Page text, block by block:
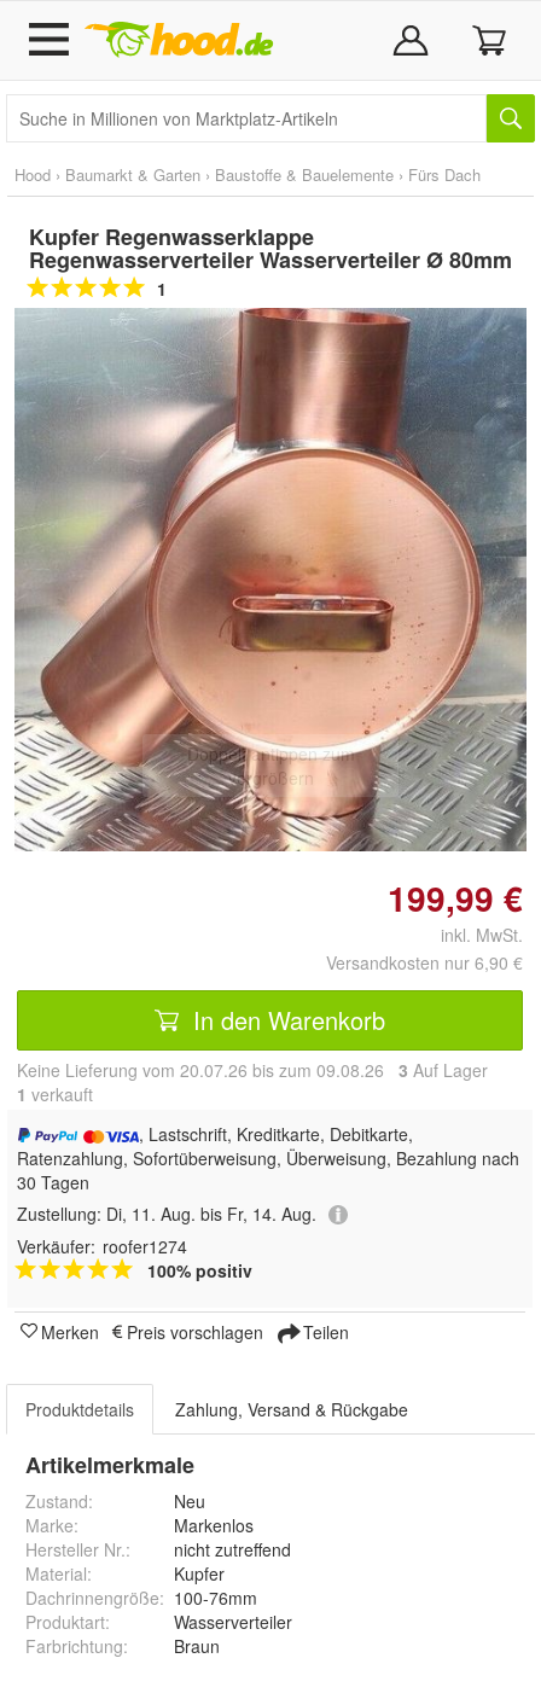
Hood › Baumarkt & Garten › Baustoffe & Bauelemente › Fürs Dach
Kupfer Regenwasserklappe
Regenwasserverteiler Wasserverteiler Ø 80mm
1
Doppelt antippen zum
vergrößern
199,99 €
inkl. MwSt.
Versandkosten nur 6,90 €
In den Warenkorb
Keine Lieferung vom 20.07.26 bis zum 09.08.26 3 Auf Lager
1 verkauft
, Lastschrift, Kreditkarte, Debitkarte,
Ratenzahlung, Sofortüberweisung, Überweisung, Bezahlung nach
30 Tagen
Zustellung: Di, 11. Aug. bis Fr, 14. Aug.
Verkäufer: roofer1274
100% positiv
Merken Preis vorschlagen Teilen
Produktdetails Zahlung, Versand & Rückgabe
Artikelmerkmale
Zustand:
Neu
Marke:
Markenlos
Hersteller Nr.:
nicht zutreffend
Material:
Kupfer
Dachrinnengröße: 100-76mm
Produktart:
Wasserverteiler
Farbrichtung: Braun